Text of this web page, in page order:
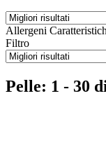
Allergeni
Filtro
Pelle: 1 - 30